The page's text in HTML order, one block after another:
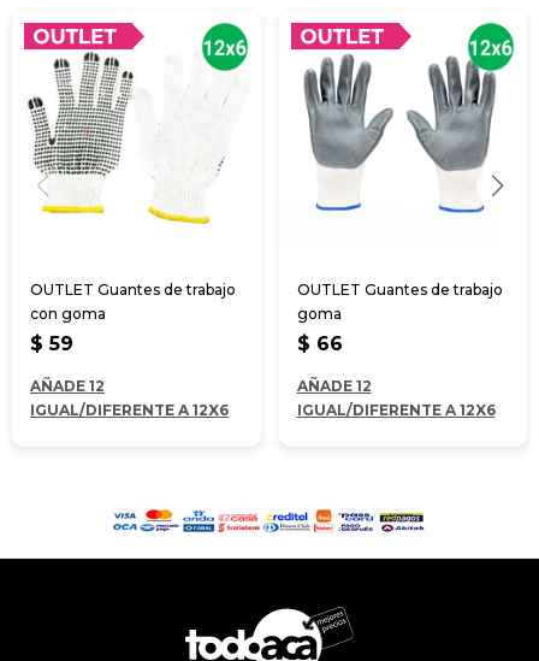
OUTLET Guantes de trabajo
con goma
$ 59
AÑADE 12
IGUAL/DIFERENTE A 12X6
OUTLET Guantes de trabajo
goma
$ 66
AÑADE 12
IGUAL/DIFERENTE A 12X6